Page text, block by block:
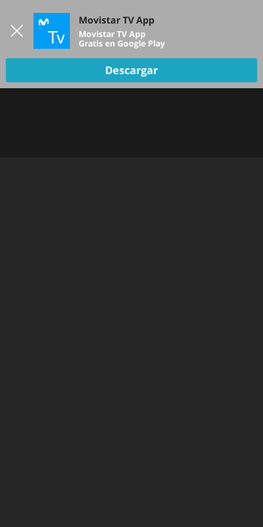
TV EN VIVO
Movistar TV App
Movistar TV App
Gratis en Google Play
Descargar